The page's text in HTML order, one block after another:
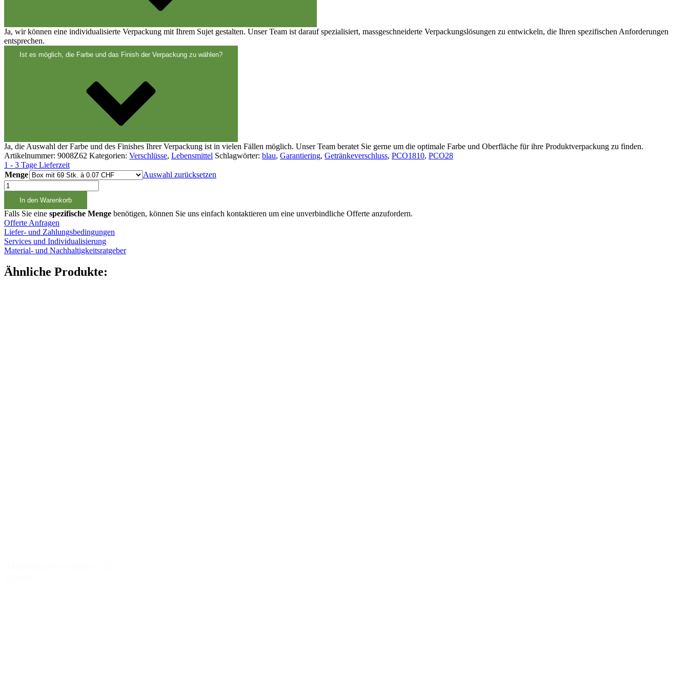
Feinzerstäuber
Ja, wir können eine individualisierte Verpackung mit Ihrem Sujet gestalten. Unser Team ist darauf spezialisiert, massgeschneiderte Verpackungslösungen zu entwickeln, die Ihren spezifischen Anforderungen
entsprechen.
Ist es möglich, die Farbe und das Finish der Verpackung zu wählen?
Ja, die Auswahl der Farbe und des Finishes Ihrer Verpackung ist in vielen Fällen möglich. Unser Team beratet Sie gerne um die optimale Farbe und Oberfläche für ihre Produktverpackung zu finden.
Artikelnummer: 9008Z62 Kategorien: Verschlüsse, Lebensmittel Schlagwörter: blau, Garantiering, Getränkeverschluss, PCO1810, PCO28
1 - 3 Tage Lieferzeit
Menge
Auswahl zurücksetzen
Schraubverschluss
blau
PCO1810
Menge
In den Warenkorb
Falls Sie eine spezifische Menge benötigen, können Sie uns einfach kontaktieren um eine unverbindliche Offerte anzufordern.
Offerte Anfragen
Liefer- und Zahlungsbedingungen
Services und Individualisierung
Material- und Nachhaltigkeitsratgeber
Ähnliche Produkte: